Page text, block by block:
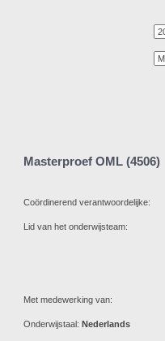
Masterproef OML (4506)
Coördinerend verantwoordelijke:
Lid van het onderwijsteam:
Met medewerking van:
Onderwijstaal: Nederlands